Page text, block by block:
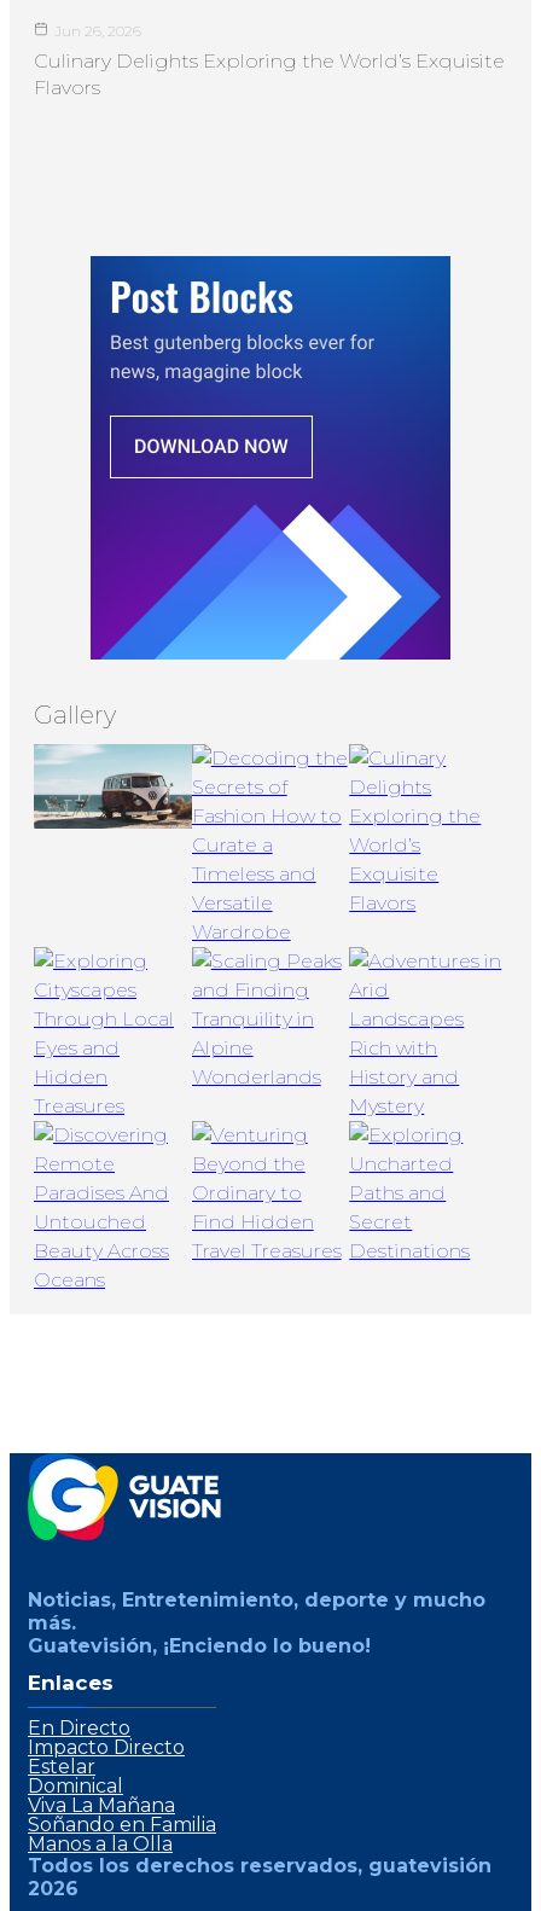
Jun 26, 2026
Culinary Delights Exploring the World’s Exquisite
Flavors
Gallery
Noticias, Entretenimiento, deporte y mucho
más.
Guatevisión, ¡Enciendo lo bueno!
Enlaces
En Directo
Impacto Directo
Estelar
Dominical
Viva La Mañana
Soñando en Familia
Manos a la Olla
Todos los derechos reservados, guatevisión
2026